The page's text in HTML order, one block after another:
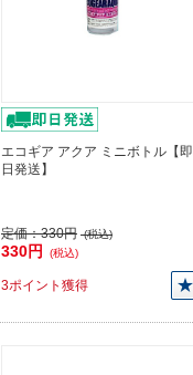
エコギア アクア ミニボトル【即
日発送】
定価：330円 (税込)
330円 (税込)
3ポイント獲得